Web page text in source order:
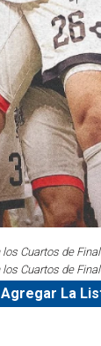
Cuartos de
Cuartos de
Agregar La